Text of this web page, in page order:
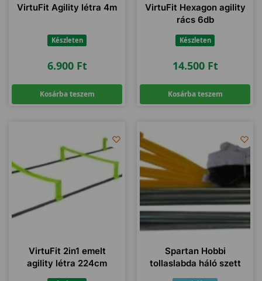
VirtuFit Agility létra 4m
Készleten
6.900 Ft
Kosárba teszem
VirtuFit Hexagon agility
rács 6db
Készleten
14.500 Ft
Kosárba teszem
VirtuFit 2in1 emelt
agility létra 224cm
Spartan Hobbi
tollaslabda háló szett